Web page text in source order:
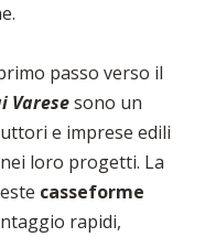
passo verso il
Varesesono un
e imprese edili
loro progetti. La
casseforme
rapidi,